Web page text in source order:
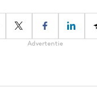
Advertentie